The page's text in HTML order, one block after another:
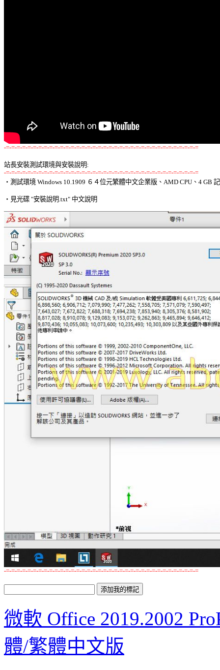
-=-=-=-=-=-=-=-=-=-=-=-=-=-=-=-=-=-=-=-=-=-=-=-=-=-=-=-=-=-=-=-=-=-=-=-=
站長安裝測試環境與安裝說明:
-=-=-=-=-=-=-=-=-=-=-=-=-=-=-=-=-=-=-=-=-=-=-=-=-=-=-=-=-=-=-=-=-=-=-=-=
‧測試環境 Windows 10.1909 ６４位元繁體中文企業版、AMD CPU、4 GB
‧見光碟 "安裝說明.txt" 中文說明
-=-=-=-=-=-=-=-=-=-=-=-=-=-=-=-=-=-=-=-=-=-=-=-=-=-=-=-=-=-=-=-=-=-=-=-=
微軟 Office 2019.2002
體/繁體中文版